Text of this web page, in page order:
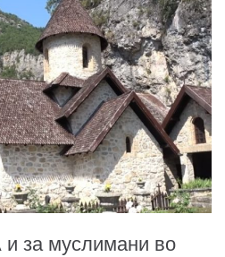
за муслимани во